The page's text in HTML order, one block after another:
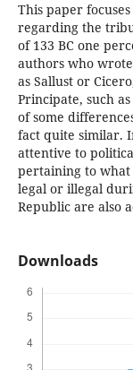
This paper
regarding the
of 133 BC one
authors who
as Sallust or
Principate, such
of some
fact quite similar.
attentive to
pertaining to
legal or illegal
Republic are also
Downloads